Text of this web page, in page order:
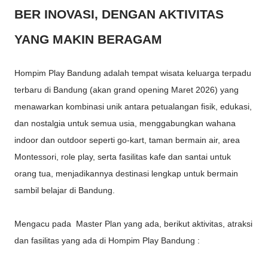
BER INOVASI, DENGAN AKTIVITAS
YANG MAKIN BERAGAM
Hompim Play Bandung adalah tempat wisata keluarga terpadu
terbaru di Bandung (akan grand opening Maret 2026) yang
menawarkan kombinasi unik antara petualangan fisik, edukasi,
dan nostalgia untuk semua usia, menggabungkan wahana
indoor dan outdoor seperti go-kart, taman bermain air, area
Montessori, role play, serta fasilitas kafe dan santai untuk
orang tua, menjadikannya destinasi lengkap untuk bermain
sambil belajar di Bandung.
Mengacu pada Master Plan yang ada, berikut aktivitas, atraksi
dan fasilitas yang ada di Hompim Play Bandung :